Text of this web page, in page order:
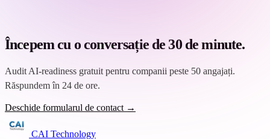
Începem cu o conversație de 30 de minute.
Audit AI-readiness gratuit pentru companii peste 50 angajați.
Răspundem în 24 de ore.
Deschide formularul de contact →
CAI Technology